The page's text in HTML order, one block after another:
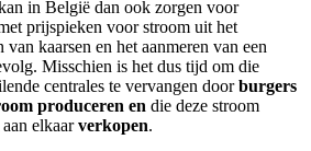
in België dan ook zorgen voor
prijspieken voor stroom uit het
kaarsen en het aanmeren van een
Misschien is het dus tijd om die
centrales te vervangen doorburgers
produceren en die deze stroom
elkaarverkopen.